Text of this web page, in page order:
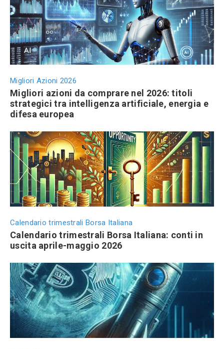
Migliori Azioni 2026
Migliori azioni da comprare nel 2026: titoli
strategici tra intelligenza artificiale, energia e
difesa europea
Calendario trimestrali Borsa Italiana
Calendario trimestrali Borsa Italiana: conti in
uscita aprile-maggio 2026